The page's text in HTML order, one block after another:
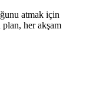
atmak için
her akşam